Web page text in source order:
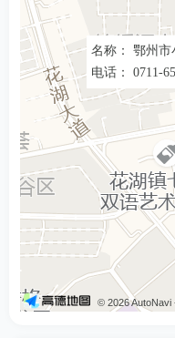
名称： 鄂州
电话： 0711-
© 2026 AutoNavi